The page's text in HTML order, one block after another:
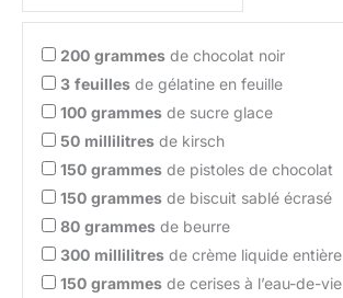
200 grammes de chocolat noir
3 feuilles de gélatine en feuille
100 grammes de sucre glace
50 millilitres de kirsch
150 grammes de pistoles de chocolat
150 grammes de biscuit sablé écrasé
80 grammes de beurre
300 millilitres de crème liquide entière
150 grammes de cerises à l’eau-de-vie